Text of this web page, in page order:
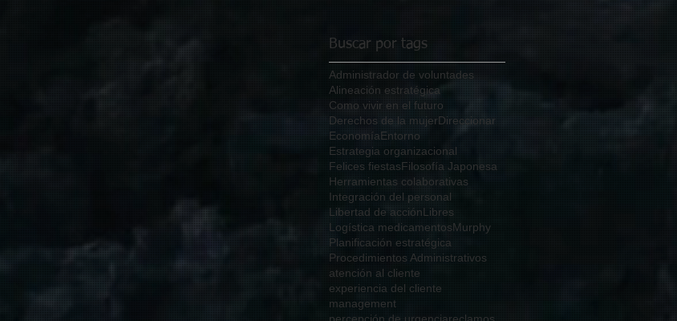
Buscar por tags
Administrador de voluntades
Alineación estratégica
Como vivir en el futuro
Derechos de la mujerDireccionar
EconomíaEntorno
Estrategia organizacional
Felices fiestasFilosofía Japonesa
Herramientas colaborativas
Integración del personal
Libertad de acciónLibres
Logística medicamentosMurphy
Planificación estratégica
Procedimientos Administrativos
atención al cliente
experiencia del cliente
management